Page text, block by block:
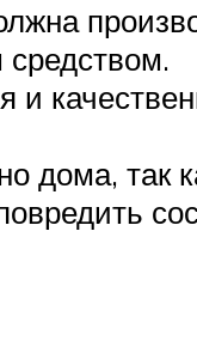
и
дома, так